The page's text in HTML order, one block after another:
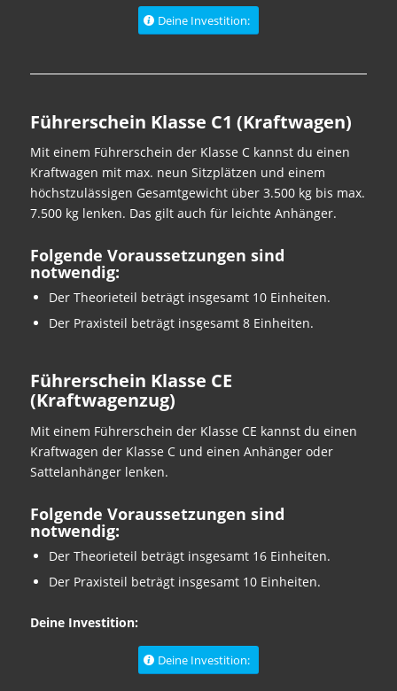
Deine Investition:
Führerschein Klasse C1 (Kraftwagen)
Mit einem Führerschein der Klasse C kannst du einen
Kraftwagen mit max. neun Sitzplätzen und einem
höchstzulässigen Gesamtgewicht über 3.500 kg bis max.
7.500 kg lenken. Das gilt auch für leichte Anhänger.
Folgende Voraussetzungen sind
notwendig:
Der Theorieteil beträgt insgesamt 10 Einheiten.
Der Praxisteil beträgt insgesamt 8 Einheiten.
Führerschein Klasse CE
(Kraftwagenzug)
Mit einem Führerschein der Klasse CE kannst du einen
Kraftwagen der Klasse C und einen Anhänger oder
Sattelanhänger lenken.
Folgende Voraussetzungen sind
notwendig:
Der Theorieteil beträgt insgesamt 16 Einheiten.
Der Praxisteil beträgt insgesamt 10 Einheiten.
Deine Investition:
Deine Investition: